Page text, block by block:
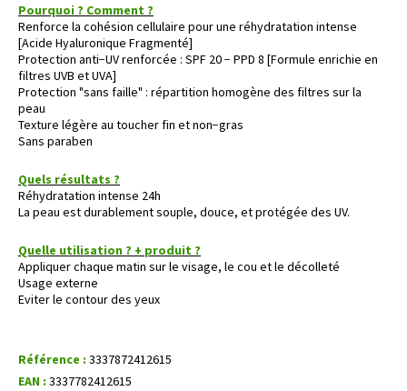
Pourquoi ? Comment ?
Renforce la cohésion cellulaire pour une réhydratation intense
[Acide Hyaluronique Fragmenté]
Protection anti−UV renforcée : SPF 20 − PPD 8 [Formule enrichie en
filtres UVB et UVA]
Protection "sans faille" : répartition homogène des filtres sur la
peau
Texture légère au toucher fin et non−gras
Sans paraben
Quels résultats ?
Réhydratation intense 24h
La peau est durablement souple, douce, et protégée des UV.
Quelle utilisation ? + produit ?
Appliquer chaque matin sur le visage, le cou et le décolleté
Usage externe
Eviter le contour des yeux
Référence : 3337872412615
EAN : 3337782412615